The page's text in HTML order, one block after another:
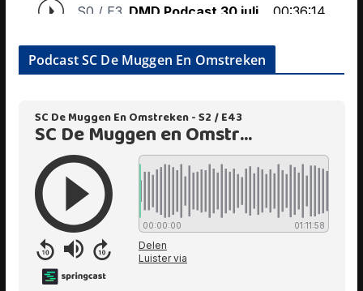
Podcast SC De Muggen En Omstreken